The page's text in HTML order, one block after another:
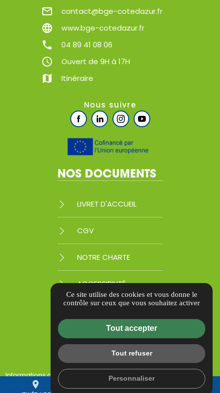
place
mail_outline contact@bge-cotedazur.fr
language www.bge-cotedazur.fr
phone 04 89 41 08 06
query_builder Ouvert de 9H à 17H
map Itinéraire
Nous suivre
NOS DOCUMENTS
LIVRET D'ACCUEIL
CGV
NOTRE CHARTE
ACCESSIBILITÉ
Informations complémentaires
Mentions légales
Politique de confidentialité
Ce site utilise des cookies et vous donne le
contrôle sur ceux que vous souhaitez activer
Tout accepter
Tout refuser
Personnaliser